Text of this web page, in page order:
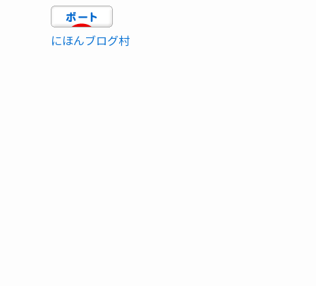
にほんブログ村